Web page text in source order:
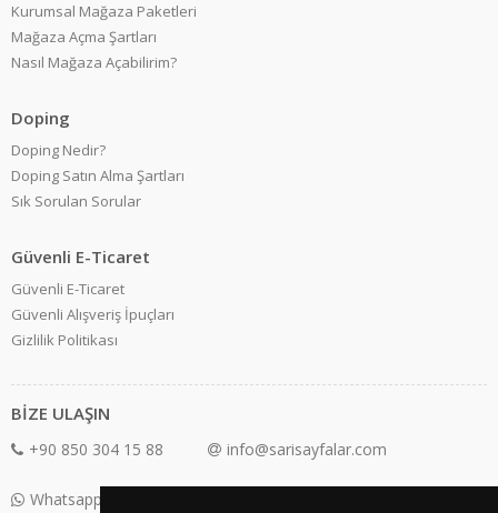
Kurumsal Mağaza Paketleri
Mağaza Açma Şartları
Nasıl Mağaza Açabilirim?
Doping
Doping Nedir?
Doping Satın Alma Şartları
Sık Sorulan Sorular
Güvenli E-Ticaret
Güvenli E-Ticaret
Güvenli Alışveriş İpuçları
Gizlilik Politikası
BİZE ULAŞIN
+90 850 304 15 88 info@sarisayfalar.com
Whatsapp Destek: +90 850 304 15 88